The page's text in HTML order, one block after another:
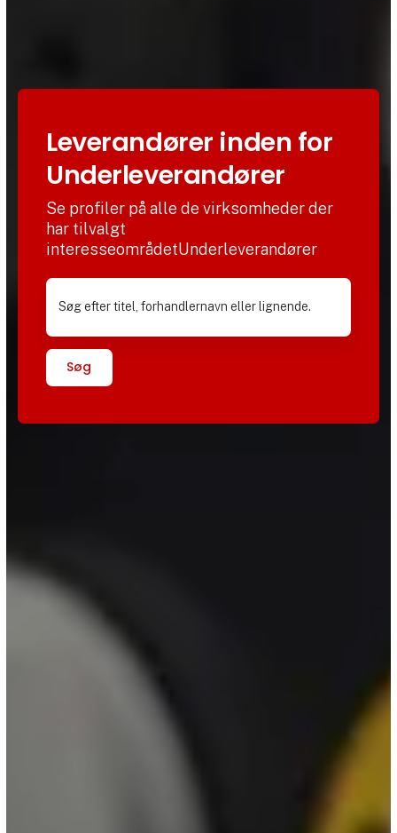
Leverandører inden for
Underleverandører
Se profiler på alle de virksomheder der
har tilvalgt
interesseområdetUnderleverandører
Søg efter titel, forhandlernavn eller lignende.
Søg